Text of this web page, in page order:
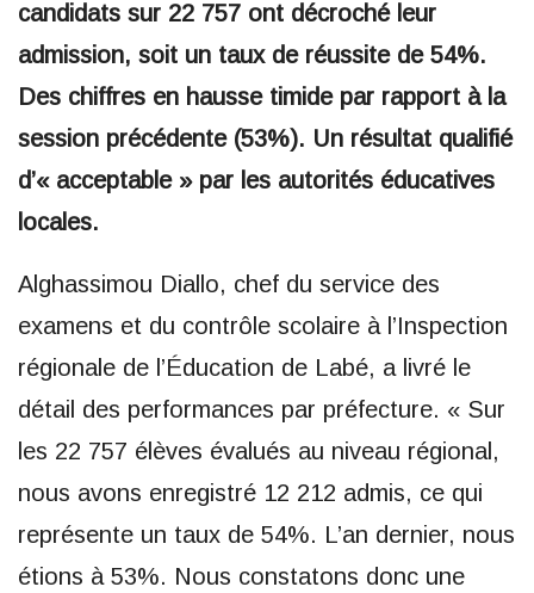
candidats sur 22 757 ont décroché leur
admission, soit un taux de réussite de 54%.
Des chiffres en hausse timide par rapport à la
session précédente (53%). Un résultat qualifié
d’« acceptable » par les autorités éducatives
locales.
Alghassimou Diallo, chef du service des
examens et du contrôle scolaire à l’Inspection
régionale de l’Éducation de Labé, a livré le
détail des performances par préfecture. « Sur
les 22 757 élèves évalués au niveau régional,
nous avons enregistré 12 212 admis, ce qui
représente un taux de 54%. L’an dernier, nous
étions à 53%. Nous constatons donc une